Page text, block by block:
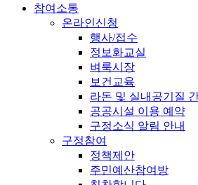
참여소통
온라인신청
행사/접수
정보화교실
벼룩시장
보건교육
라돈 및 실내공기질
공공시설 이용 예약
구정소식 알림 안내
구정참여
정책제안
주민예산참여방